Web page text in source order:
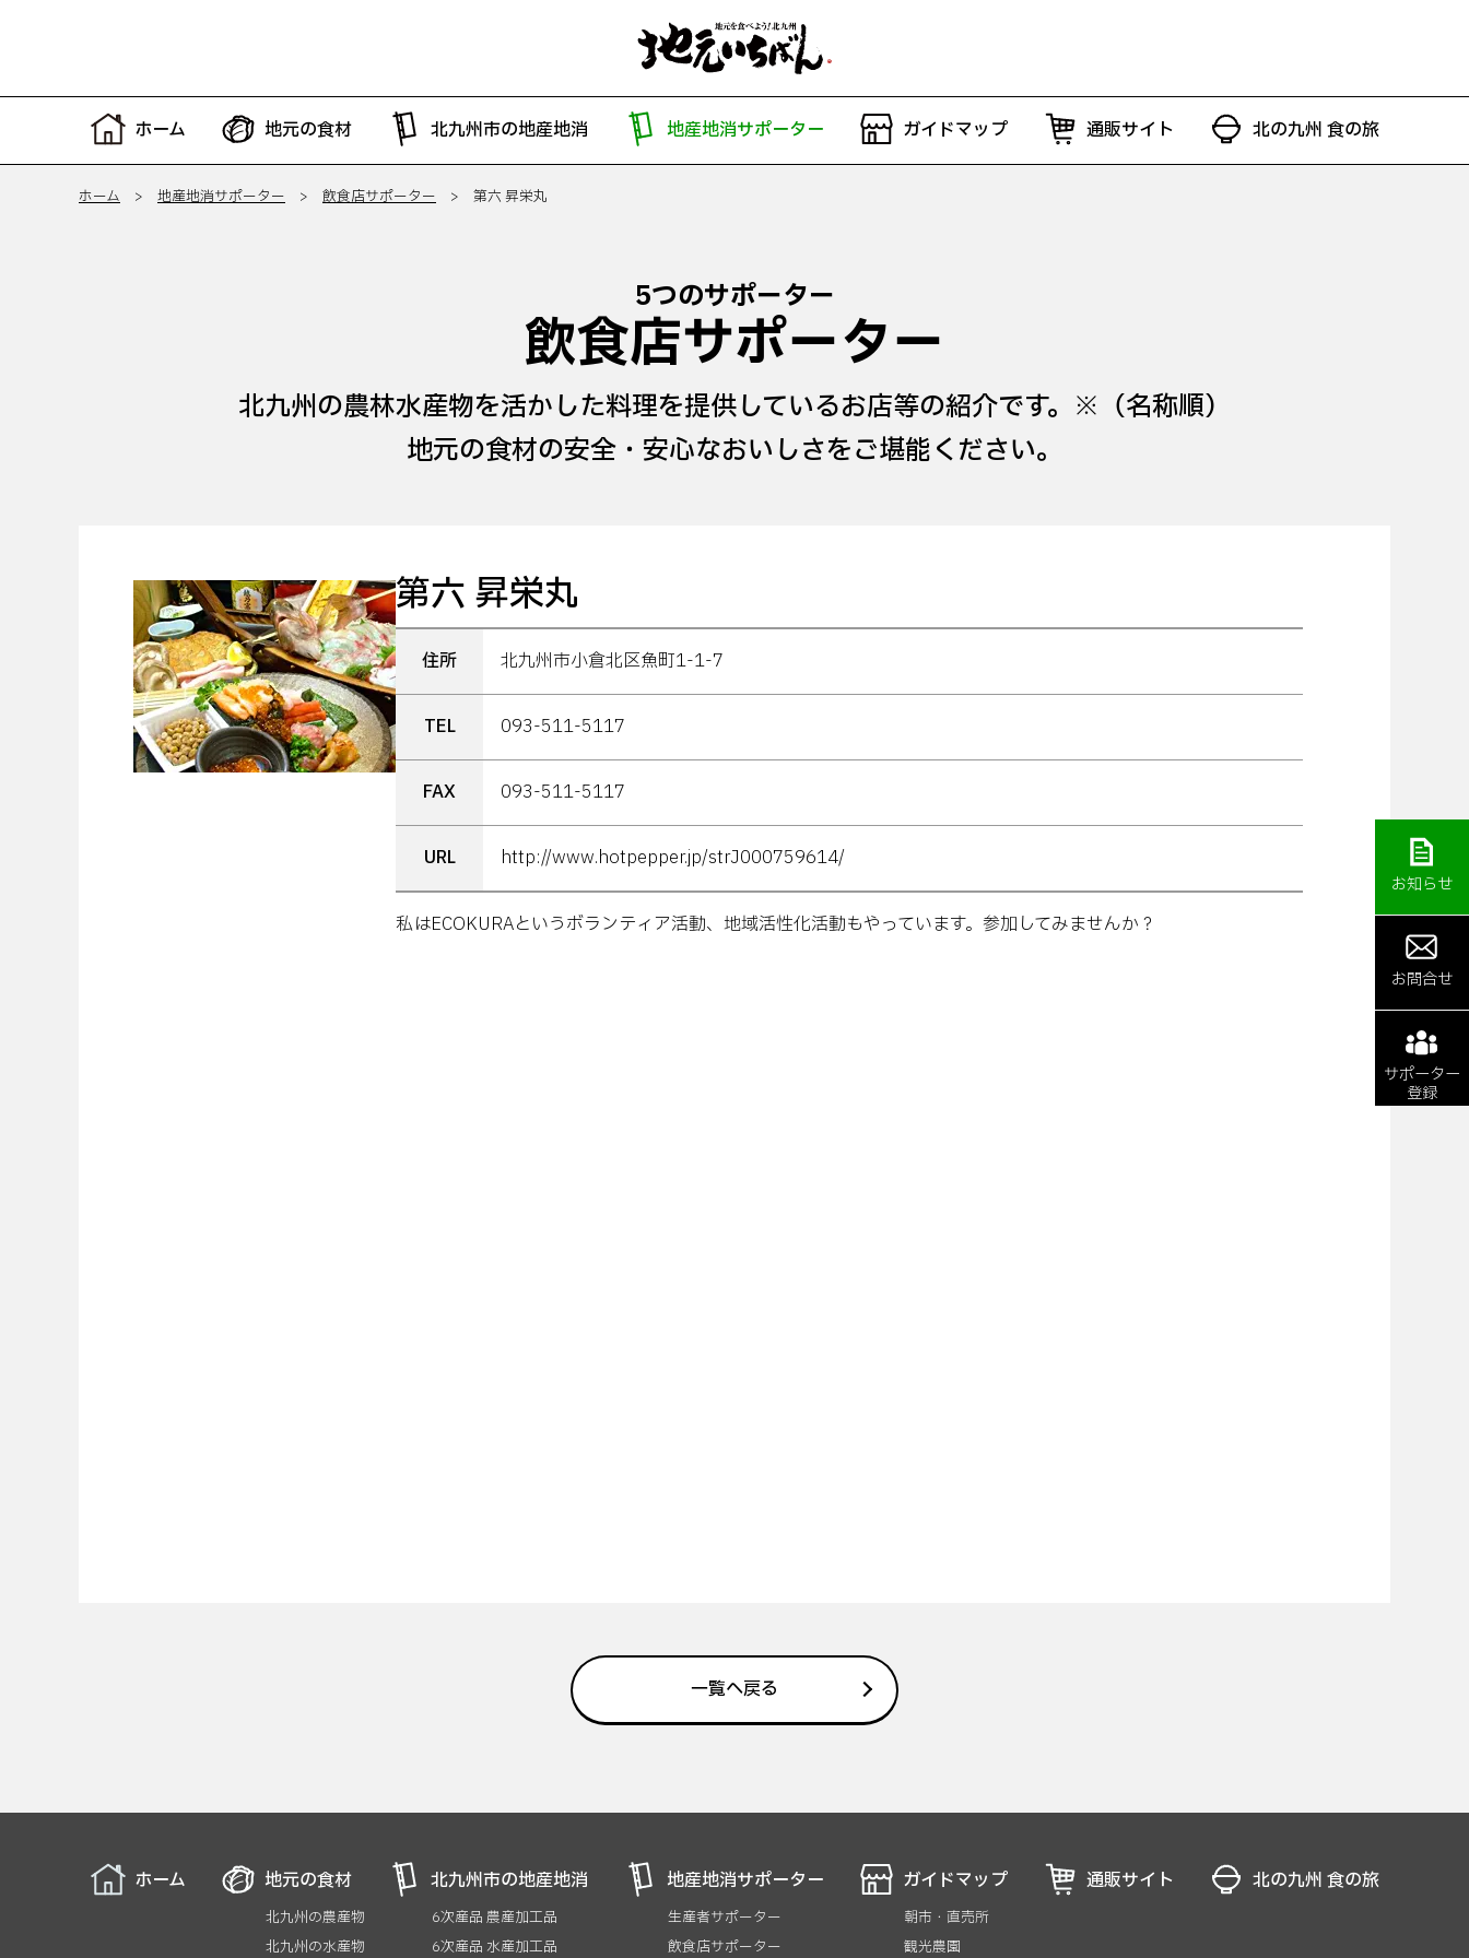
ホーム 地元の食材 北九州市の地産地消 地産地消サポーター ガイドマップ 通販サイト 北の九州 食の旅
お知らせ
お問合せ
サポーター
登録
ホーム > 地産地消サポーター > 飲食店サポーター > 第六 昇栄丸
5つのサポーター
飲食店サポーター
北九州の農林水産物を活かした料理を提供しているお店等の紹介です。※（名称順）
地元の食材の安全・安心なおいしさをご堪能ください。
第六 昇栄丸
住所 北九州市小倉北区魚町1-1-7
TEL 093-511-5117
FAX 093-511-5117
URL http://www.hotpepper.jp/strJ000759614/
私はECOKURAというボランティア活動、地域活性化活動もやっています。参加してみませんか？
一覧へ戻る
ホーム 地元の食材
北九州の農産物
北九州の水産物
北九州市の地産地消
6次産品 農産加工品
6次産品 水産加工品
地産地消サポーター
生産者サポーター
飲食店サポーター
ガイドマップ
朝市・直売所
観光農園
通販サイト 北の九州 食の旅